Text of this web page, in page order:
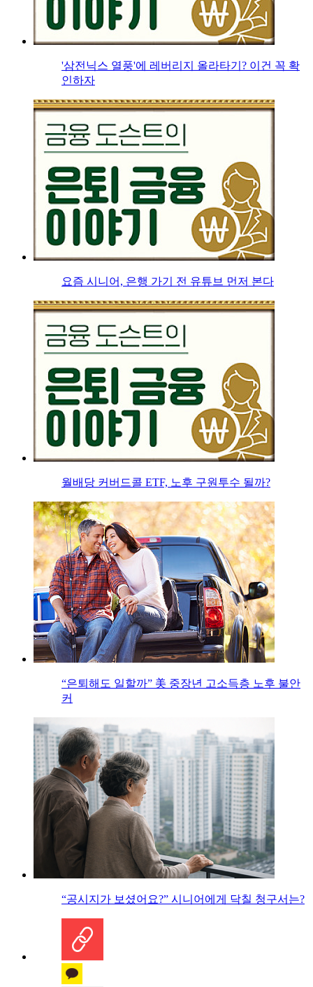
'삼전닉스 열풍'에 레버리지 올라타기? 이건 꼭 확
인하자
요즘 시니어, 은행 가기 전 유튜브 먼저 본다
월배당 커버드콜 ETF, 노후 구원투수 될까?
“은퇴해도 일할까” 美 중장년 고소득층 노후 불안
커
“공시지가 보셨어요?” 시니어에게 닥칠 청구서는?